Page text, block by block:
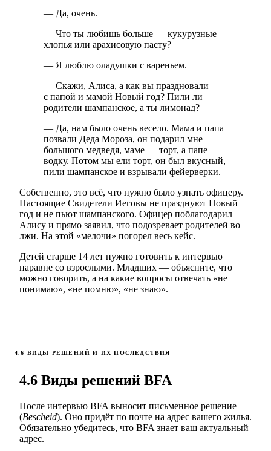
— Да, очень.
— Что ты любишь больше — кукурузные
хлопья или арахисовую пасту?
— Я люблю оладушки с вареньем.
— Скажи, Алиса, а как вы праздновали
с папой и мамой Новый год? Пили ли
родители шампанское, а ты лимонад?
— Да, нам было очень весело. Мама и папа
позвали Деда Мороза, он подарил мне
большого медведя, маме — торт, а папе —
водку. Потом мы ели торт, он был вкусный,
пили шампанское и взрывали фейерверки.
Собственно, это всё, что нужно было узнать офицеру.
Настоящие Свидетели Иеговы не празднуют Новый
год и не пьют шампанского. Офицер поблагодарил
Алису и прямо заявил, что подозревает родителей во
лжи. На этой «мелочи» погорел весь кейс.
Детей старше 14 лет нужно готовить к интервью
наравне со взрослыми. Младших — объясните, что
можно говорить, а на какие вопросы отвечать «не
понимаю», «не помню», «не знаю».
4.6 ВИДЫ РЕШЕНИЙ И ИХ ПОСЛЕДСТВИЯ
4.6 Виды решений BFA
После интервью BFA выносит письменное решение
(Bescheid). Оно придёт по почте на адрес вашего жилья.
Обязательно убедитесь, что BFA знает ваш актуальный
адрес.